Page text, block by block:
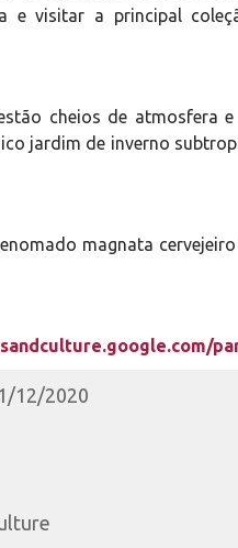
e visitar a principal
cheios de atmosfera
jardim de inverno
magnata
12/2020